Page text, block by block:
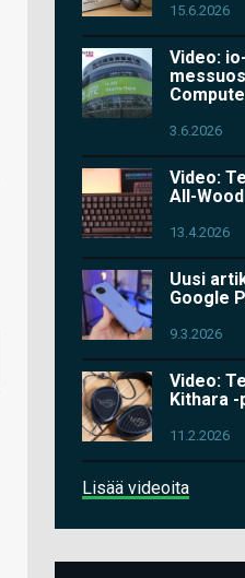
15.6.2026
Video:
3.6.2026
Video:
All-Wood
13.4.2026
Uusi
Google
9.3.2026
Video:
Kithara
11.2.2026
Lisää videoita